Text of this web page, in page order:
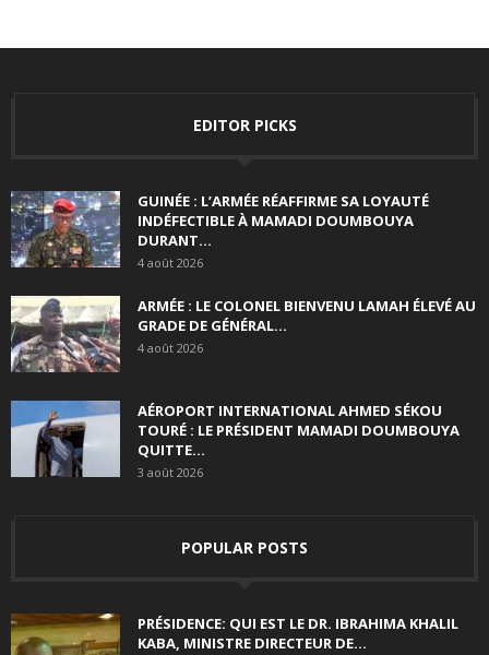
EDITOR PICKS
GUINÉE : L’ARMÉE RÉAFFIRME SA LOYAUTÉ
INDÉFECTIBLE À MAMADI DOUMBOUYA
DURANT...
4 août 2026
ARMÉE : LE COLONEL BIENVENU LAMAH ÉLEVÉ AU
GRADE DE GÉNÉRAL...
4 août 2026
AÉROPORT INTERNATIONAL AHMED SÉKOU
TOURÉ : LE PRÉSIDENT MAMADI DOUMBOUYA
QUITTE...
3 août 2026
POPULAR POSTS
PRÉSIDENCE: QUI EST LE DR. IBRAHIMA KHALIL
KABA, MINISTRE DIRECTEUR DE...